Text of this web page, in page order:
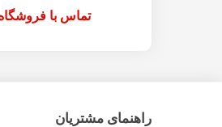
تماس با
راهنمای مشتریان